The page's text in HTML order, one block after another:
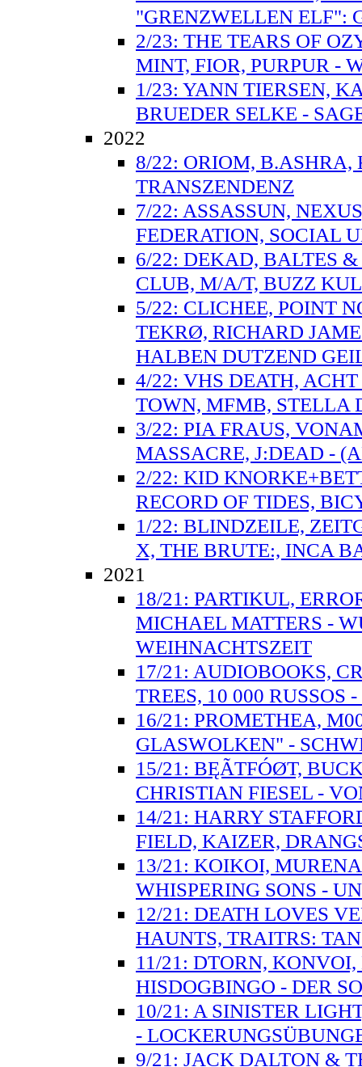
"GRENZWELLEN ELF":
2/23: THE TEARS OF
MINT, FIOR, PURPUR -
1/23: YANN TIERSEN,
BRUEDER SELKE -
2022
8/22: ORIOM,
TRANSZENDENZ
7/22: ASSASSUN,
FEDERATION, SOCIAL
6/22: DEKAD, BALTES
CLUB, M/A/T, BUZZ
5/22: CLICHEE, POINT
TEKRØ, RICHARD
HALBEN DUTZEND
4/22: VHS DEATH,
TOWN, MFMB, STELLA
3/22: PIA FRAUS,
MASSACRE, J:DEAD -
2/22: KID
RECORD OF TIDES,
1/22: BLINDZEILE,
X, THE BRUTE:, INCA
2021
18/21: PARTIKUL,
MICHAEL MATTERS -
WEIHNACHTSZEIT
17/21: AUDIOBOOKS,
TREES, 10 000 RUSSOS
16/21: PROMETHEA,
GLASWOLKEN" -
15/21: BĘÃTFÓØT,
CHRISTIAN FIESEL -
14/21: HARRY
FIELD, KAIZER,
13/21: KOIKOI,
WHISPERING SONS -
12/21: DEATH LOVES
HAUNTS, TRAITRS:
11/21: DTORN,
HISDOGBINGO - DER
10/21: A SINISTER
-
9/21: JACK DALTON &